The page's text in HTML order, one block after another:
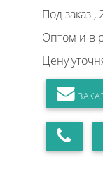
Под заказ ,
Оптом и в
Цену